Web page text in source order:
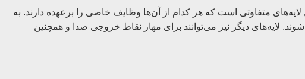
متفاوتی است که هر کدام از آن‌ها وظایف خاصی را برعهده دارند. به
لایه‌های دیگر نیز می‌توانند برای مهار نقاط خروجی صدا و همچنین